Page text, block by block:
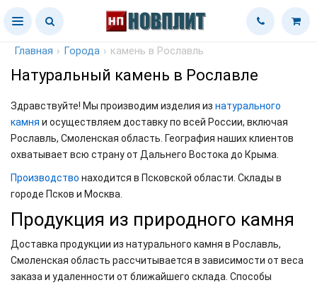
Главная › Города › камень в Рославль
Натуральный камень в Рославле
Здравствуйте! Мы производим изделия из натурального
камня и осуществляем доставку по всей России, включая
Рославль, Смоленская область. География наших клиентов
охватывает всю страну от Дальнего Востока до Крыма.
Производство находится в Псковской области. Склады в
городе Псков и Москва.
Продукция из природного камня
Доставка продукции из натурального камня в Рославль,
Смоленская область рассчитывается в зависимости от веса
заказа и удаленности от ближайшего склада. Способы